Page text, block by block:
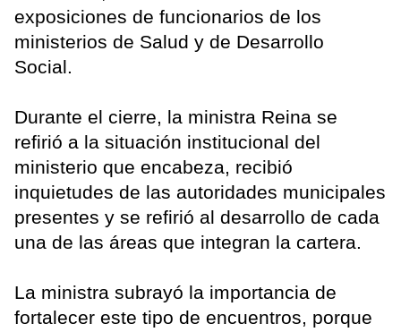
exposiciones de funcionarios de los
ministerios de Salud y de Desarrollo
Social.
Durante el cierre, la ministra Reina se
refirió a la situación institucional del
ministerio que encabeza, recibió
inquietudes de las autoridades municipales
presentes y se refirió al desarrollo de cada
una de las áreas que integran la cartera.
La ministra subrayó la importancia de
fortalecer este tipo de encuentros, porque